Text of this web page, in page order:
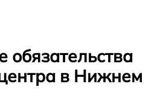
обязательства
в Нижнем